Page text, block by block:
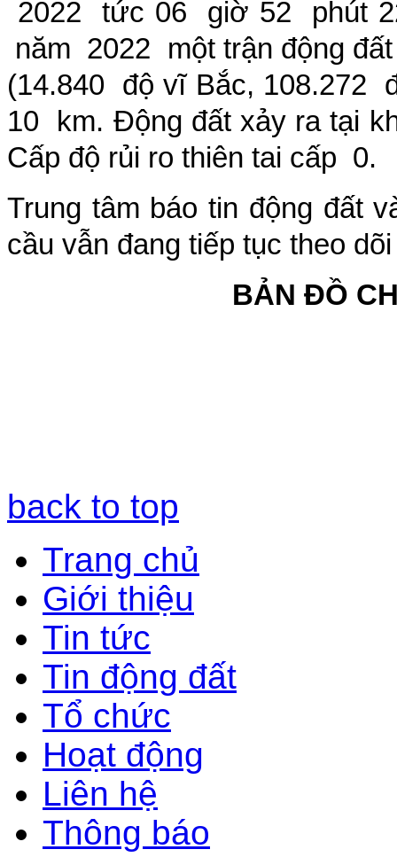
2022
tức 06 giờ 52 phút
năm 2022
một trận động
(14.840 độ vĩ Bắc, 108.272
10
km. Động đất xảy ra tại
Cấp độ rủi ro thiên tai cấp 0.
Trung tâm báo tin động đất
cầu vẫn đang tiếp tục theo
BẢN ĐỒ
back to top
Trang chủ
Giới thiệu
Tin tức
Tin động đất
Tổ chức
Hoạt động
Liên hệ
Thông báo